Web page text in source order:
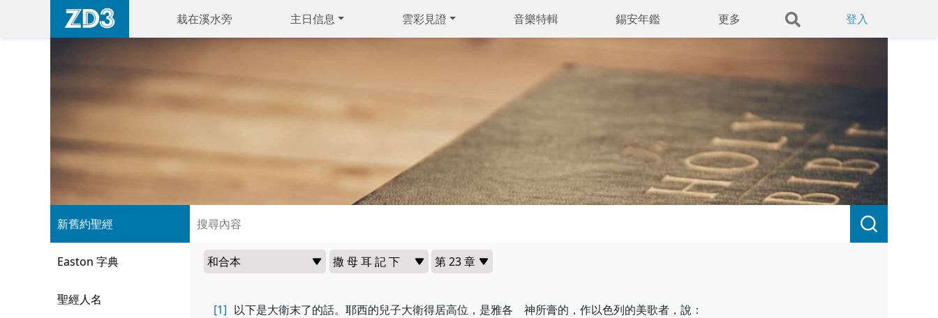
栽在溪水旁 主日信息 雲彩見證 音樂特輯 錫安年鑑 更多 登入
新舊約聖經
Easton 字典
聖經人名
[1] 以下是大衛末了的話。耶西的兒子大衛得居高位，是雅各 神所膏的，作以色列的美歌者，說：